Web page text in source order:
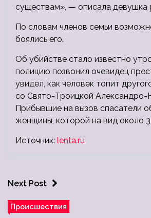
существам», — описала девушка
По словам членов семьи
боялись его.
Об убийстве стало известно
полицию позвонил очевидец
увидел, как человек топит
со Свято-Троицкой Александро-
Прибывшие на вызов спасатели
женщины, которой на вид около
Источник: lenta.ru
Next Post
Происшествия